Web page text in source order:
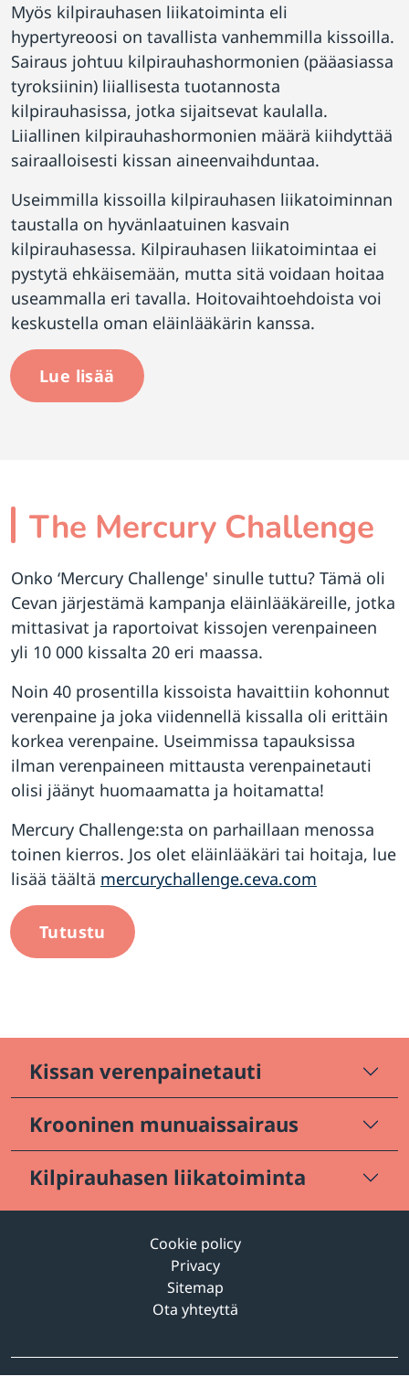
Myös kilpirauhasen liikatoiminta eli
hypertyreoosi on tavallista vanhemmilla kissoilla.
Sairaus johtuu kilpirauhashormonien (pääasiassa
tyroksiinin) liiallisesta tuotannosta
kilpirauhasissa, jotka sijaitsevat kaulalla.
Liiallinen kilpirauhashormonien määrä kiihdyttää
sairaalloisesti kissan aineenvaihduntaa.
Useimmilla kissoilla kilpirauhasen liikatoiminnan
taustalla on hyvänlaatuinen kasvain
kilpirauhasessa. Kilpirauhasen liikatoimintaa ei
pystytä ehkäisemään, mutta sitä voidaan hoitaa
useammalla eri tavalla. Hoitovaihtoehdoista voi
keskustella oman eläinlääkärin kanssa.
Lue lisää
The Mercury Challenge
Onko ‘Mercury Challenge' sinulle tuttu? Tämä oli
Cevan järjestämä kampanja eläinlääkäreille, jotka
mittasivat ja raportoivat kissojen verenpaineen
yli 10 000 kissalta 20 eri maassa.
Noin 40 prosentilla kissoista havaittiin kohonnut
verenpaine ja joka viidennellä kissalla oli erittäin
korkea verenpaine. Useimmissa tapauksissa
ilman verenpaineen mittausta verenpainetauti
olisi jäänyt huomaamatta ja hoitamatta!
Mercury Challenge:sta on parhaillaan menossa
toinen kierros. Jos olet eläinlääkäri tai hoitaja, lue
lisää täältä mercurychallenge.ceva.com
Tutustu
Kissan verenpainetauti
Krooninen munuaissairaus
Kilpirauhasen liikatoiminta
Cookie policy
Privacy
Sitemap
Ota yhteyttä